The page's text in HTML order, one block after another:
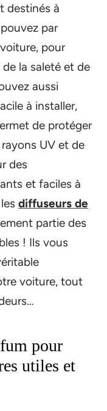
destinés à
par
pour
la saleté et de
aussi
à installer,
de protéger
UV et de
des
et faciles à
diffuseurs de
partie des
! Ils vous
voiture, tout
pour
utiles et